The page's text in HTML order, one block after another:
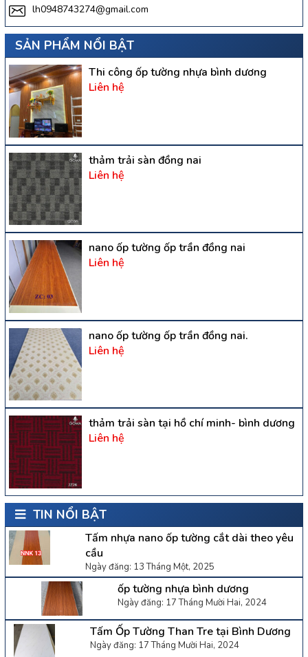
lh0948743274@gmail.com
SẢN PHẨM NỔI BẬT
Thi công ốp tường nhựa bình dương
Liên hệ
thảm trải sàn đồng nai
Liên hệ
nano ốp tường ốp trần đồng nai
Liên hệ
nano ốp tường ốp trần đồng nai.
Liên hệ
thảm trải sàn tại hồ chí minh- bình dương
Liên hệ
TIN NỔI BẬT
Tấm nhựa nano ốp tường cắt dài theo yêu
cầu
Ngày đăng: 13 Tháng Một, 2025
ốp tường nhựa bình dương
Ngày đăng: 17 Tháng Mười Hai, 2024
Tấm Ốp Tường Than Tre tại Bình Dương
Ngày đăng: 17 Tháng Mười Hai, 2024